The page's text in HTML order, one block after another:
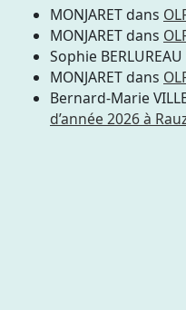
MONJARETdans
MONJARETdans
Sophie BERLUREAU
MONJARETdans
Bernard-Marie
d’année 2026 à